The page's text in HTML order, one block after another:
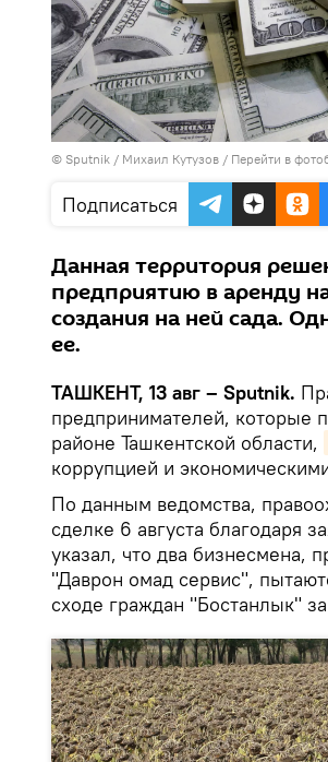
© Sputnik / Михаил Кутузов / Перейти в
Подписаться
Данная территория
предприятию в аренду
создания на ней сада.
ее.
ТАШКЕНТ, 13 авг – Sputnik.
предпринимателей, которые
районе Ташкентской области,
коррупцией и
По данным ведомства,
сделке 6 августа благодаря
указал, что два бизнесмена,
"Даврон омад сервис",
сходе граждан "Бостанлык"